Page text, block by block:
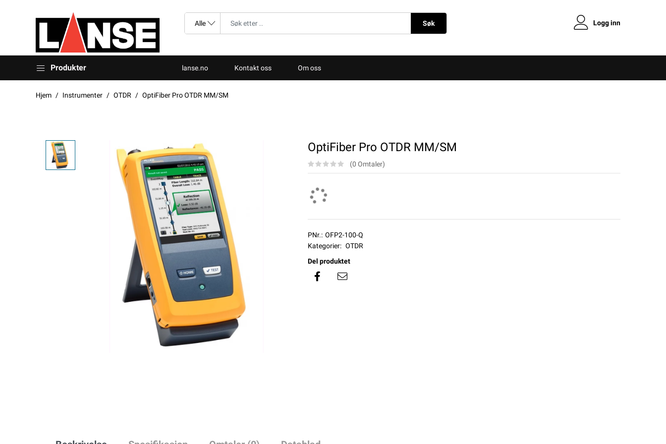
Søk Logg inn
Produkter lanse.no Kontakt oss Om oss
Hjem Instrumenter OTDR OptiFiber Pro OTDR MM/SM
OptiFiber Pro OTDR MM/SM
(0 Omtaler)
PNr.: OFP2-100-Q
Kategorier: OTDR
Del produktet